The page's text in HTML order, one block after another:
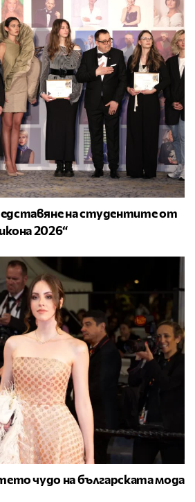
на студентите от
2026“
чудо на българската мода